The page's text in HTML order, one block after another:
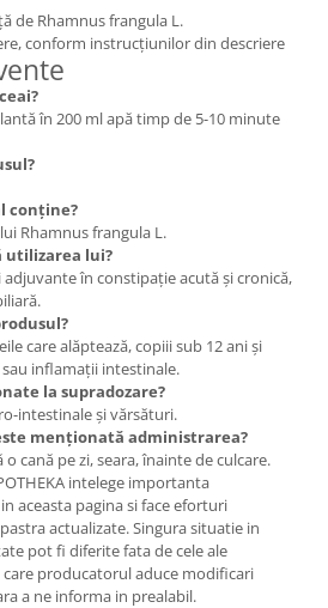
de Rhamnus frangula L.
conform instrucțiunilor din descriere
în 200 ml apă timp de 5-10 minute
conține?
Rhamnus frangula L.
utilizarea lui?
în constipație acută și cronică,
care alăptează, copiii sub 12 ani și
inflamații intestinale.
la supradozare?
intestinale și vărsături.
menționată administrarea?
cană pe zi, seara, înainte de culcare.
intelege importanta
aceasta pagina si face eforturi
actualizate. Singura situatie in
pot fi diferite fata de cele ale
producatorul aduce modificari
a ne informa in prealabil.